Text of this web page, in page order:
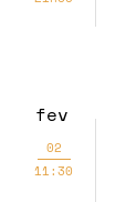
fev
02
11:30